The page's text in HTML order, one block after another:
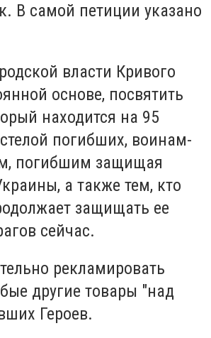
В самой петиции указано
власти Кривого
основе, посвятить
находится на 95
погибших, воинам-
погибшим защищая
а также тем, кто
защищать ее
сейчас.
рекламировать
другие товары "над
Героев.